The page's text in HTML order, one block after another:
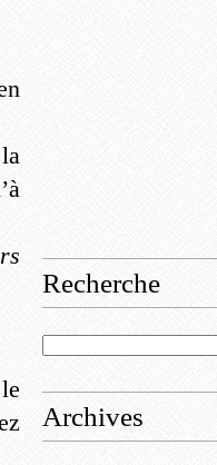
Recherche
Archives